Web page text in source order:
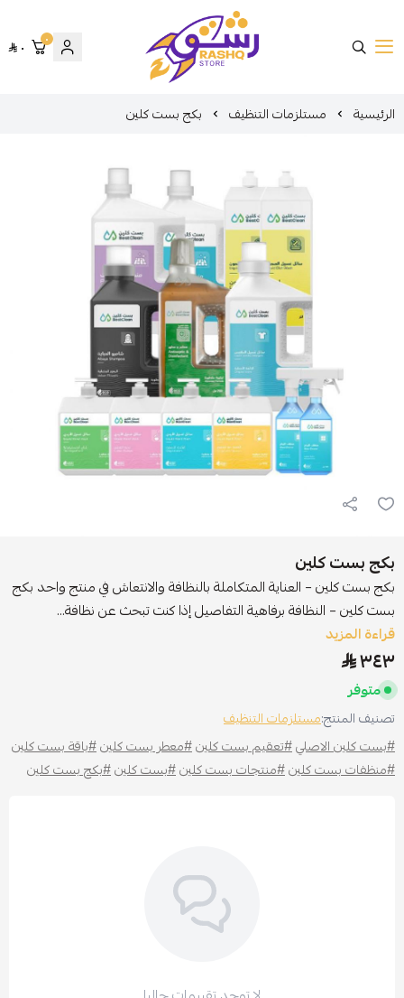
متجر رشق
٠ ٠
الرئيسية مستلزمات التنظيف بكج بست كلين
بكج بست كلين
بكج بست كلين – العناية المتكاملة بالنظافة والانتعاش في منتج واحد بكج
بست كلين – النظافة برفاهية التفاصيل إذا كنت تبحث عن نظافة...
قراءة المزيد
٣٤٣
متوفر
تصنيف المنتج:مستلزمات التنظيف
#بست كلين الاصلي#تعقيم بست كلين#معطر بست كلين#باقة بست كلين
#منظفات بست كلين#منتجات بست كلين#بست كلين#بكج بست كلين